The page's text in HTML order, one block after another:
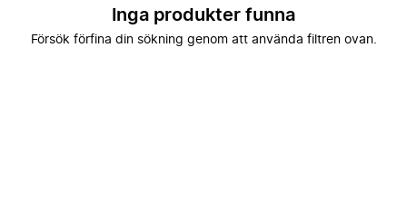
Inga produkter funna
Försök förfina din sökning genom att använda filtren ovan.